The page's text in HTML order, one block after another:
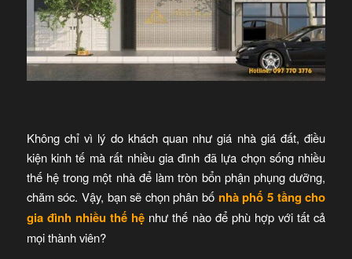
Không chỉ vì lý do khách quan như giá nhà giá đất, điều
kiện kinh tế mà rất nhiều gia đình đã lựa chọn sống nhiều
thế hệ trong một nhà để làm tròn bổn phận phụng dưỡng,
chăm sóc. Vậy, bạn sẽ chọn phân bố nhà phố 5 tầng cho
gia đình nhiều thế hệ như thế nào để phù hợp với tất cả
mọi thành viên?